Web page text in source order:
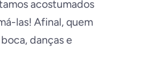
acostumados
las! Afinal, quem
danças e